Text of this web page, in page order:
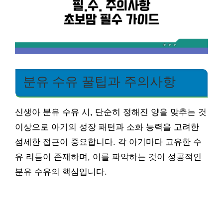
분유 수유 꿀팁과 주의사항
신생아 분유 수유 시, 단순히 정해진 양을 맞추는 것
이상으로 아기의 성장 패턴과 소화 능력을 고려한
섬세한 접근이 중요합니다. 각 아기마다 고유한 수
유 리듬이 존재하며, 이를 파악하는 것이 성공적인
분유 수유의 핵심입니다.